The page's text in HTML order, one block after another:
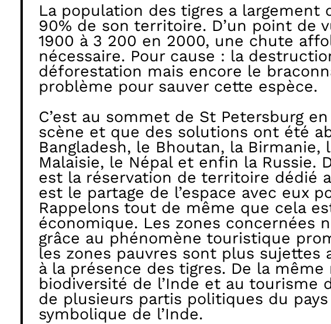
La population des tigres a
90% de son territoire. D’un point de
1900 à 3 200 en 2000, une chute
nécessaire. Pour cause : la
déforestation mais encore le
problème pour sauver cette espèce.
C’est au sommet de St Petersburg
scène et que des solutions ont été
Bangladesh, le Bhoutan, la Birmanie,
Malaisie, le Népal et enfin la Russie.
est la réservation de territoire dédié
est le partage de l’espace avec eux
Rappelons tout de même que cela
économique. Les zones concernées
grâce au phénomène touristique
les zones pauvres sont plus
à la présence des tigres. De la
biodiversité de l’Inde et au tourisme
de plusieurs partis politiques du
symbolique de l’Inde.